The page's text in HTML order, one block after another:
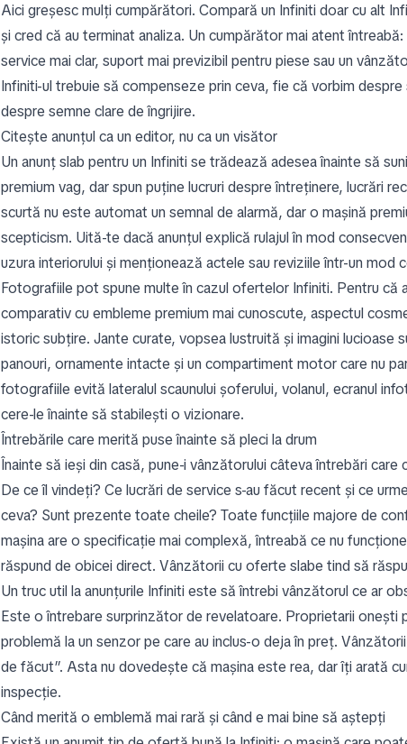
Aici greșesc mulți cumpărători. Compară un Infiniti doar cu alt
și cred că au terminat analiza. Un cumpărător mai atent
service mai clar, suport mai previzibil pentru piese sau un
Infiniti-ul trebuie să compenseze prin ceva, fie că vorbim
despre semne clare de îngrijire.
Citește anunțul ca un editor, nu ca un visător
Un anunț slab pentru un Infiniti se trădează adesea înainte să
premium vag, dar spun puține lucruri despre întreținere, lucrări
scurtă nu este automat un semnal de alarmă, dar o mașină
scepticism. Uită-te dacă anunțul explică rulajul în mod
uzura interiorului și menționează actele sau reviziile într-un mod
Fotografiile pot spune multe în cazul ofertelor Infiniti. Pentru că
comparativ cu embleme premium mai cunoscute, aspectul
istoric subțire. Jante curate, vopsea lustruită și imagini lucioase
panouri, ornamente intacte și un compartiment motor care nu
fotografiile evită lateralul scaunului șoferului, volanul, ecranul
cere-le înainte să stabilești o vizionare.
Întrebările care merită puse înainte să pleci la drum
Înainte să ieși din casă, pune-i vânzătorului câteva întrebări
De ce îl vindeți? Ce lucrări de service s-au făcut recent și ce
ceva? Sunt prezente toate cheile? Toate funcțiile majore de
mașina are o specificație mai complexă, întreabă ce nu
răspund de obicei direct. Vânzătorii cu oferte slabe tind să
Un truc util la anunțurile Infiniti este să întrebi vânzătorul ce ar
Este o întrebare surprinzător de revelatoare. Proprietarii onești
problemă la un senzor pe care au inclus-o deja în preț.
de făcut”. Asta nu dovedește că mașina este rea, dar îți arată
inspecție.
Când merită o emblemă mai rară și când e mai bine să aștepți